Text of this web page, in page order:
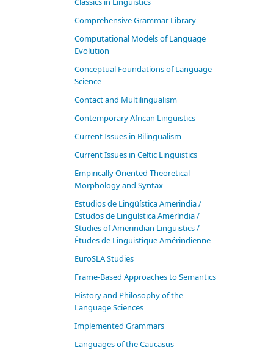
Comprehensive Grammar Library
Computational Models of Language
Evolution
Conceptual Foundations of Language
Science
Contact and Multilingualism
Contemporary African Linguistics
Current Issues in Bilingualism
Current Issues in Celtic Linguistics
Empirically Oriented Theoretical
Morphology and Syntax
Estudios de Lingüística Amerindia /
Estudos de Linguística Ameríndia /
Studies of Amerindian Linguistics /
Études de Linguistique Amérindienne
EuroSLA Studies
Frame-Based Approaches to Semantics
History and Philosophy of the
Language Sciences
Im­ple­ment­ed Gram­mars
Languages of the Caucasus